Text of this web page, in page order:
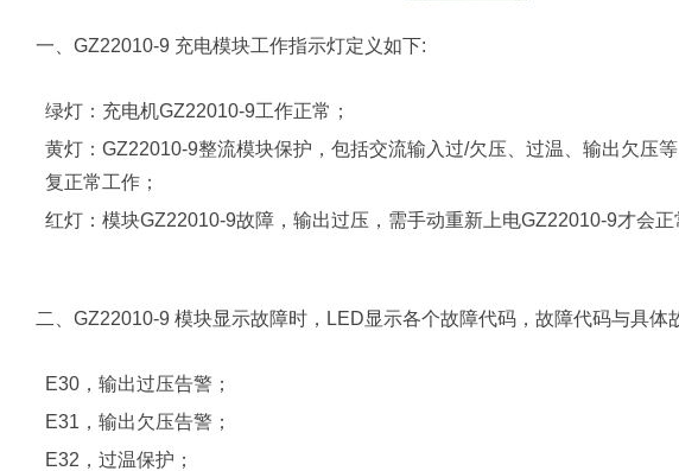
一、GZ22010-9 充电模块工作指示灯定义如下:
绿灯：充电机GZ22010-9工作正常；
黄灯：GZ22010-9整流模块保护，包括交流输入过/欠压、过温、输出欠压
复正常工作；
红灯：模块GZ22010-9故障，输出过压，需手动重新上电GZ22010-9才会正
二、GZ22010-9 模块显示故障时，LED显示各个故障代码，故障代码与具体
E30，输出过压告警；
E31，输出欠压告警；
E32，过温保护；